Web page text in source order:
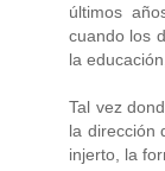
últimos
cuando los
la
Tal vez
la dirección
injerto, la